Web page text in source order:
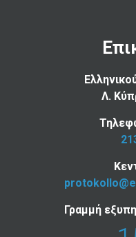
Λ.
Γραμμή